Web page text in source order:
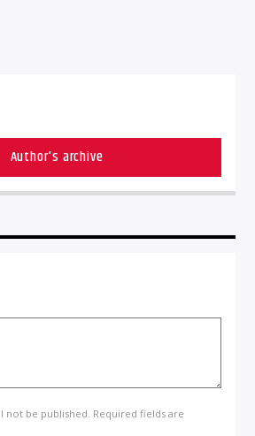
Author's archive
not be published. Required fields are